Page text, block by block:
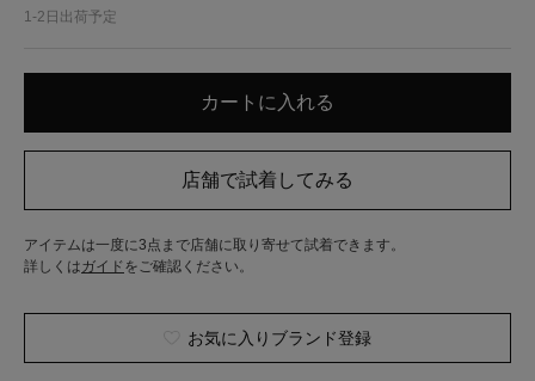
1-2日出荷予定
アイテムは一度に3点まで店舗に取り寄せて試着できます。
詳しくはガイド をご確認ください。
お気に入りブランド登録